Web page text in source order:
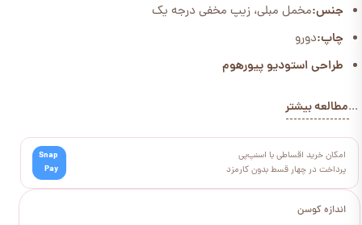
اندازه کوسن
جنس:مخمل مبلی، زیپ مخفی درجه یک
چاپ:دورو
طراحی استودیو پیورهوم
...مطالعه بیشتر
امکان خرید اقساطی با اسنپ‌پی
پرداخت در چهار قسط بدون کارمزد
Snap
Pay